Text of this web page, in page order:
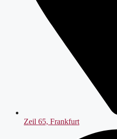
Zeil 65, Frankfurt